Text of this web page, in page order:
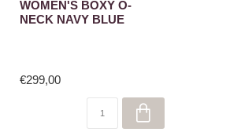
WOMEN'S BOXY O-
NECK NAVY BLUE
€299,00